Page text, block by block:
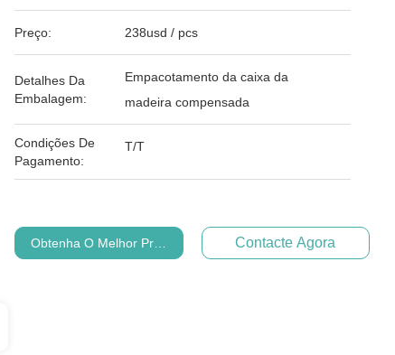
Preço: 238usd / pcs
Detalhes Da
Embalagem:
Empacotamento da caixa da
madeira compensada
Condições De
Pagamento:
T/T
Obtenha O Melhor Preço Contacte Agora